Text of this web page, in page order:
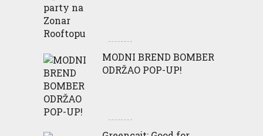
MODNI BREND BOMBER
ODRŽAO POP-UP!